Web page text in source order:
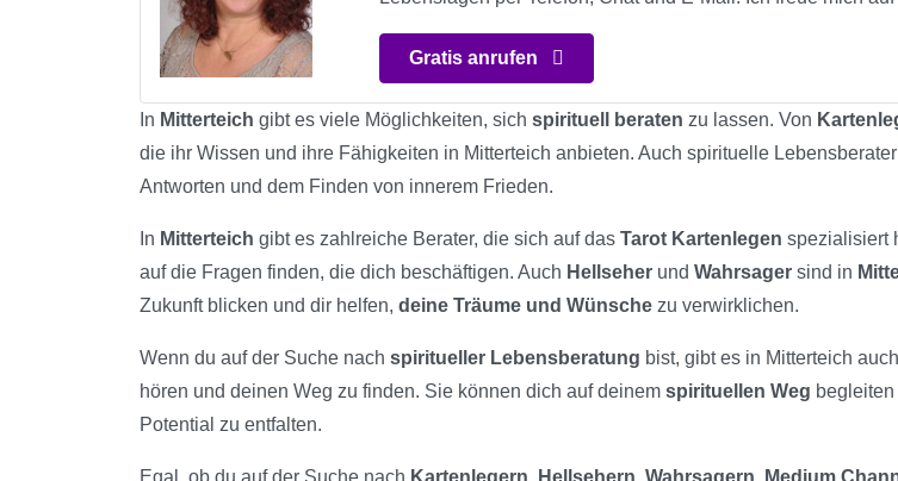
Gratis anrufen
In Mitterteich gibt es viele Möglichkeiten, sich spirituell beraten zu lassen. Von
die ihr Wissen und ihre Fähigkeiten in Mitterteich anbieten. Auch spirituelle
Antworten und dem Finden von innerem Frieden.
In Mitterteich gibt es zahlreiche Berater, die sich auf das Tarot Kartenlegen spezialisiert
auf die Fragen finden, die dich beschäftigen. Auch Hellseher und Wahrsager sind in
Zukunft blicken und dir helfen, deine Träume und Wünsche zu verwirklichen.
Wenn du auf der Suche nach spiritueller Lebensberatung bist, gibt es in Mitterteich
hören und deinen Weg zu finden. Sie können dich auf deinem spirituellen Weg
Potential zu entfalten.
Egal, ob du auf der Suche nach Kartenlegern, Hellsehern, Wahrsagern, Medium